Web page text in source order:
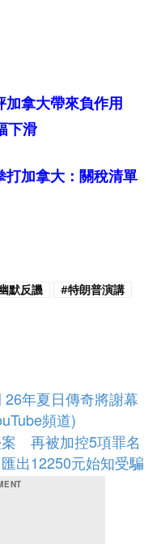
加拿大帶來負作用
下滑
打加拿大：關稅清單
默反譏
#特朗普演講
年夏日傳奇將謝幕
頻道)
再被加控5項罪名
出12250元始知受騙